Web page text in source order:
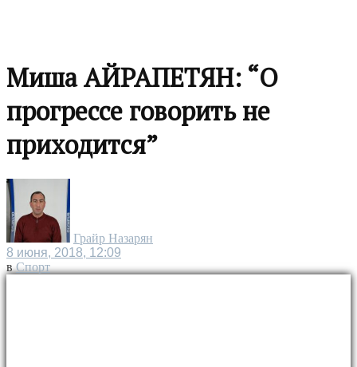
Миша АЙРАПЕТЯН: “О
прогрессе говорить не
приходится”
Грайр Назарян
8 июня, 2018, 12:09
в Спорт